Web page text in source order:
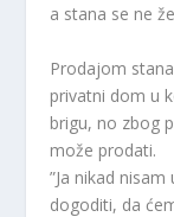
a stana se ne
Prodajom
privatni dom u
brigu, no zbog
može prodati.
”Ja nikad
dogoditi, da